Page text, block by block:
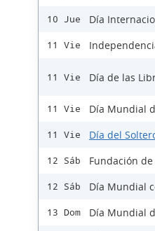
10 Jue Día
11 Vie
11 Vie Día de las
11 Vie Día Mundial
11 Vie Día del
12 Sáb Fundación
12 Sáb Día Mundial
13 Dom Día Mundial